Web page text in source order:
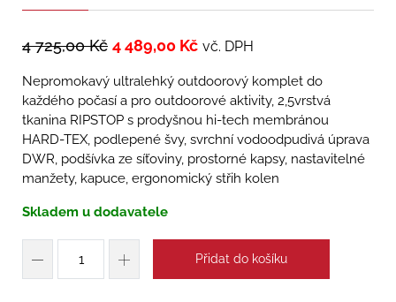
4 725,00Kč 4 489,00 Kč vč. DPH
Nepromokavý ultralehký outdoorový komplet do
každého počasí a pro outdoorové aktivity, 2,5vrstvá
tkanina RIPSTOP s prodyšnou hi-tech membránou
HARD-TEX, podlepené švy, svrchní vodoodpudivá úprava
DWR, podšívka ze síťoviny, prostorné kapsy, nastavitelné
manžety, kapuce, ergonomický střih kolen
Skladem u dodavatele
Přidat do košíku